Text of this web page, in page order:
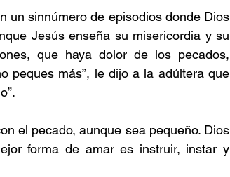
un sinnúmero de episodios donde Dios
Jesús enseña su misericordia y su
que haya dolor de los pecados,
peques más”, le dijo a la adúltera que
el pecado, aunque sea pequeño. Dios
forma de amar es instruir, instar y